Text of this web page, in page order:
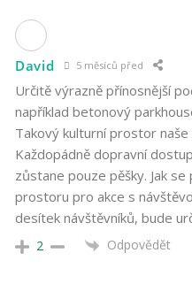
David 5 měsíců před
Určitě výrazně přínosnější
například betonový
Takový kulturní prostor
Každopádně dopravní
zůstane pouze pěšky. Jak
prostoru pro akce s
desítek návštěvníků, bude
2 Odpovědět